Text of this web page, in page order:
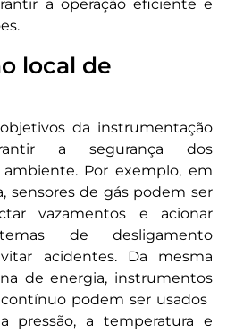
a operação eficiente e
local de
da instrumentação
a segurança dos
Por exemplo, em
sensores de gás podem ser
vazamentos e acionar
de desligamento
acidentes. Da mesma
de energia, instrumentos
podem ser usados
pressão, a temperatura e